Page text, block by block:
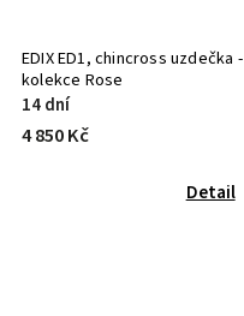
EDIX ED1, chincross uzdečka -
kolekce Rose
14 dní
4 850 Kč
Detail